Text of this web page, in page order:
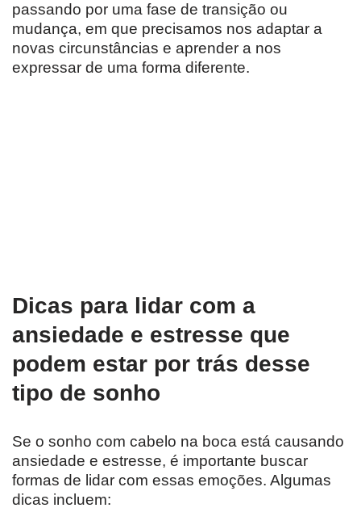
passando por uma fase de transição ou
mudança, em que precisamos nos adaptar a
novas circunstâncias e aprender a nos
expressar de uma forma diferente.
Dicas para lidar com a
ansiedade e estresse que
podem estar por trás desse
tipo de sonho
Se o sonho com cabelo na boca está causando
ansiedade e estresse, é importante buscar
formas de lidar com essas emoções. Algumas
dicas incluem: